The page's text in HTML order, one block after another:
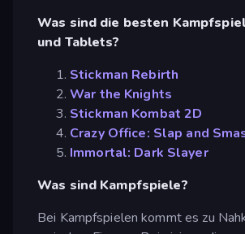
Was sind die besten
und Tablets?
Stickman Rebirth
War the Knights
Stickman Kombat 2D
Crazy Office: Slap and
Immortal: Dark Slayer
Was sind Kampfspiele?
Bei Kampfspielen kommt es zu